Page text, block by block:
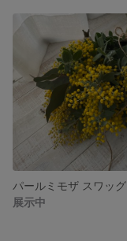
パールミモザ スワッグ
展示中